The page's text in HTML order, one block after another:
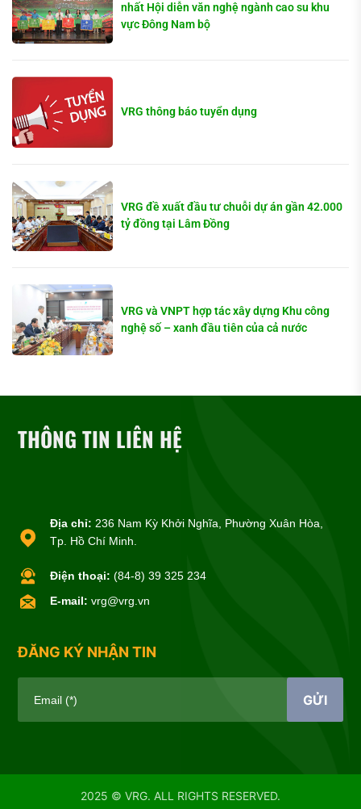
nhất Hội diễn văn nghệ ngành cao su khu
vực Đông Nam bộ
VRG thông báo tuyển dụng
VRG đề xuất đầu tư chuỗi dự án gần 42.000
tỷ đồng tại Lâm Đồng
VRG và VNPT hợp tác xây dựng Khu công
nghệ số – xanh đầu tiên của cả nước
THÔNG TIN LIÊN HỆ
Địa chỉ: 236 Nam Kỳ Khởi Nghĩa, Phường Xuân Hòa,
Tp. Hồ Chí Minh.
Điện thoại: (84-8) 39 325 234
E-mail: vrg@vrg.vn
ĐĂNG KÝ NHẬN TIN
Email (*) GỬI
2025 © VRG. ALL RIGHTS RESERVED.